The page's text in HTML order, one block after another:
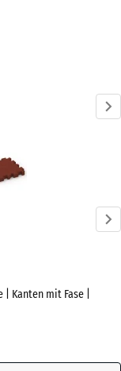
Kanten mit Fase |